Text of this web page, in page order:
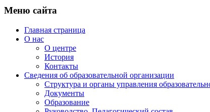
Меню сайта
Главная страница
О нас
О центре
История
Контакты
Сведения об образовательной организации
Структура и органы управления
Документы
Образование